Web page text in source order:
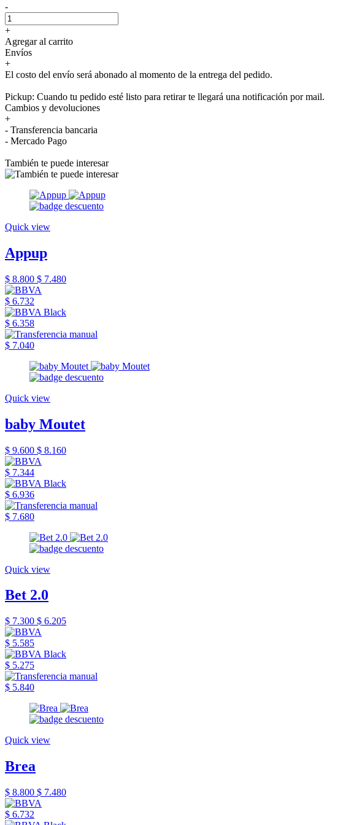
-
+
Agregar al carrito
Envíos
+
El costo del envío será abonado al momento de la entrega del pedido.
Pickup: Cuando tu pedido esté listo para retirar te llegará una notificación por mail.
Cambios y devoluciones
+
- Transferencia bancaria
- Mercado Pago
También te puede interesar
Quick view
Appup
$ 8.800 $ 7.480
$ 6.732
$ 6.358
$ 7.040
Quick view
baby Moutet
$ 9.600 $ 8.160
$ 7.344
$ 6.936
$ 7.680
Quick view
Bet 2.0
$ 7.300 $ 6.205
$ 5.585
$ 5.275
$ 5.840
Quick view
Brea
$ 8.800 $ 7.480
$ 6.732